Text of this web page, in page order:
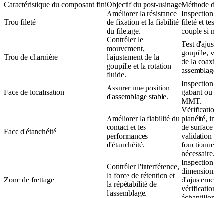
Caractéristique du composant finiObjectif du post-usinageMéthode
Trou fileté
Améliorer la résistance
de fixation et la fiabilité
du filetage.
Inspection
fileté et test
couple si
Trou de charnière
Contrôler le
mouvement,
l'ajustement de la
goupille et la rotation
fluide.
Test
goupille,
de la
Face de localisation
Assurer une position
d'assemblage stable.
Inspection
gabarit ou
MMT.
Face d'étanchéité
Améliorer la fiabilité du
contact et les
performances
d'étanchéité.
planéité,
de surface
validation
nécessaire.
Zone de frettage
Contrôler l'interférence,
la force de rétention et
la répétabilité de
l'assemblage.
Inspection
vérification